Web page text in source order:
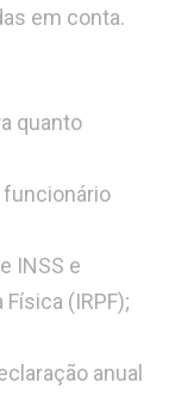
em conta.
quanto
funcionário
INSS e
(IRPF);
anual